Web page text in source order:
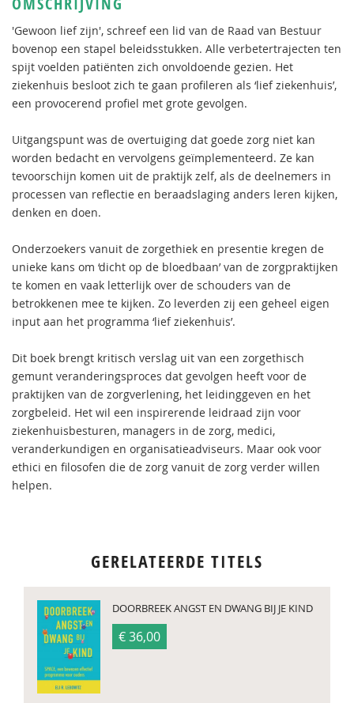
'Gewoon lief zijn', schreef een lid van de Raad van Bestuur
bovenop een stapel beleidsstukken. Alle verbetertrajecten ten
spijt voelden patiënten zich onvoldoende gezien. Het
ziekenhuis besloot zich te gaan profileren als ‘lief ziekenhuis’,
een provocerend profiel met grote gevolgen.
Uitgangspunt was de overtuiging dat goede zorg niet kan
worden bedacht en vervolgens geïmplementeerd. Ze kan
tevoorschijn komen uit de praktijk zelf, als de deelnemers in
processen van reflectie en beraadslaging anders leren kijken,
denken en doen.
Onderzoekers vanuit de zorgethiek en presentie kregen de
unieke kans om ‘dicht op de bloedbaan’ van de zorgpraktijken
te komen en vaak letterlijk over de schouders van de
betrokkenen mee te kijken. Zo leverden zij een geheel eigen
input aan het programma ‘lief ziekenhuis’.
Dit boek brengt kritisch verslag uit van een zorgethisch
gemunt veranderingsproces dat gevolgen heeft voor de
praktijken van de zorgverlening, het leidinggeven en het
zorgbeleid. Het wil een inspirerende leidraad zijn voor
ziekenhuisbesturen, managers in de zorg, medici,
veranderkundigen en organisatieadviseurs. Maar ook voor
ethici en filosofen die de zorg vanuit de zorg verder willen
helpen.
GERELATEERDE TITELS
DOORBREEK ANGST EN DWANG BIJ JE KIND
€ 36,00